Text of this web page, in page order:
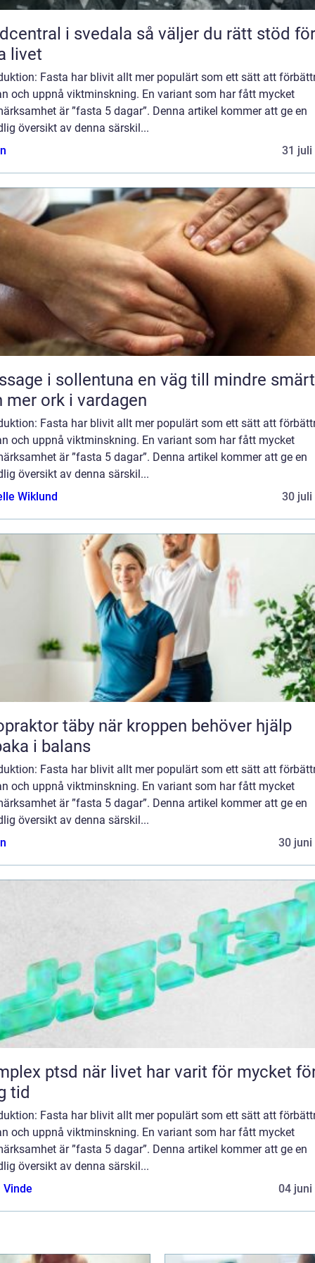
i svedala så väljer du rätt stöd för
livet
Fasta har blivit allt mer populärt som ett sätt att
och uppnå viktminskning. En variant som har fått mycket
är ”fasta 5 dagar”. Denna artikel kommer att ge en
översikt av denna särskil...
31 juli
i sollentuna en väg till mindre smärta
mer ork i vardagen
Fasta har blivit allt mer populärt som ett sätt att
och uppnå viktminskning. En variant som har fått mycket
är ”fasta 5 dagar”. Denna artikel kommer att ge en
översikt av denna särskil...
Wiklund
30 juli
täby när kroppen behöver hjälp
i balans
Fasta har blivit allt mer populärt som ett sätt att
och uppnå viktminskning. En variant som har fått mycket
är ”fasta 5 dagar”. Denna artikel kommer att ge en
översikt av denna särskil...
30 juni
när livet har varit för mycket för
tid
Fasta har blivit allt mer populärt som ett sätt att
och uppnå viktminskning. En variant som har fått mycket
är ”fasta 5 dagar”. Denna artikel kommer att ge en
översikt av denna särskil...
Vinde
04 juni